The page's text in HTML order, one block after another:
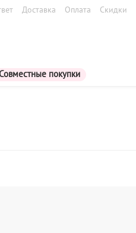
Доставка Оплата Скидки
покупки